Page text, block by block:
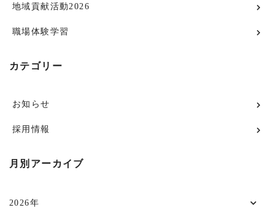
地域貢献活動2026
職場体験学習
カテゴリー
お知らせ
採用情報
月別アーカイブ
2026年